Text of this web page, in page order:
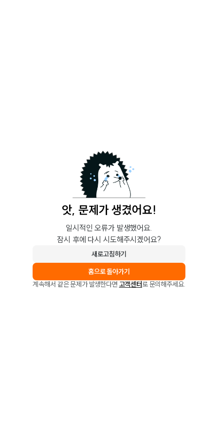
앗, 문제가 생겼어요!
일시적인 오류가 발생했어요.
잠시 후에 다시 시도해주시겠어요?
새로고침하기
홈으로 돌아가기
계속해서 같은 문제가 발생한다면 고객센터로 문의해주세요.